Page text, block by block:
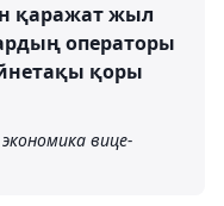
қаражат жыл
операторы
қоры
вице-